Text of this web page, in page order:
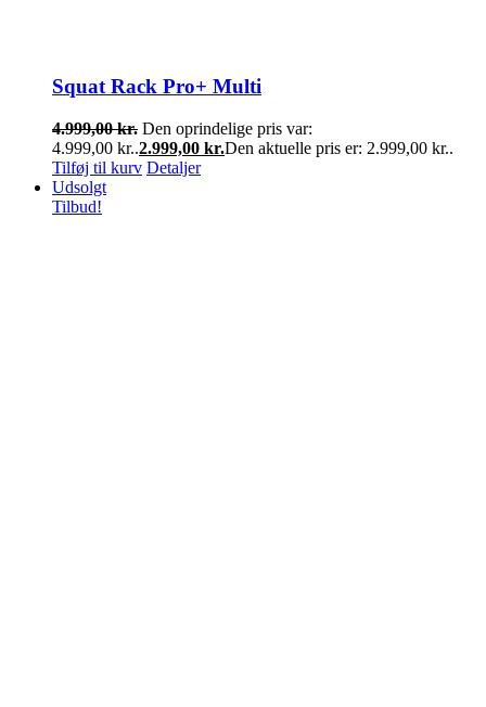
Squat Rack Pro+ Multi
4.999,00kr. Den oprindelige pris var:
4.999,00 kr..2.999,00 kr.Den aktuelle pris er: 2.999,00 kr..
Tilføj til kurv Detaljer
Udsolgt
Tilbud!